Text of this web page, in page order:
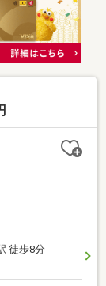
ップ！大阪市
徒歩１８分
徒歩8分